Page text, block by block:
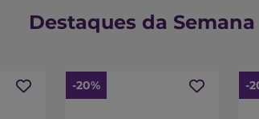
Destaques da Semana
-20% -